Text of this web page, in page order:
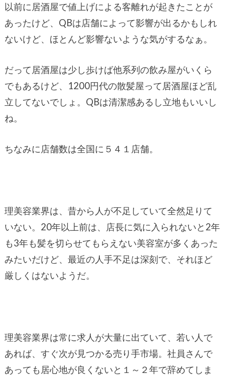
以前に居酒屋で値上げによる客離れが起きたことが
あったけど、QBは店舗によって影響が出るかもしれ
ないけど、ほとんど影響ないような気がするなぁ。
だって居酒屋は少し歩けば他系列の飲み屋がいくら
でもあるけど、1200円代の散髪屋って居酒屋ほど乱
立してないでしょ。QBは清潔感あるし立地もいいし
ね。
ちなみに店舗数は全国に５４１店舗。
理美容業界は、昔から人が不足していて全然足りて
いない。20年以上前は、店長に気に入られないと2年
も3年も髪を切らせてもらえない美容室が多くあった
みたいだけど、最近の人手不足は深刻で、それほど
厳しくはないようだ。
理美容業界は常に求人が大量に出ていて、若い人で
あれば、すぐ次が見つかる売り手市場。社員さんで
あっても居心地が良くないと１～２年で辞めてしま